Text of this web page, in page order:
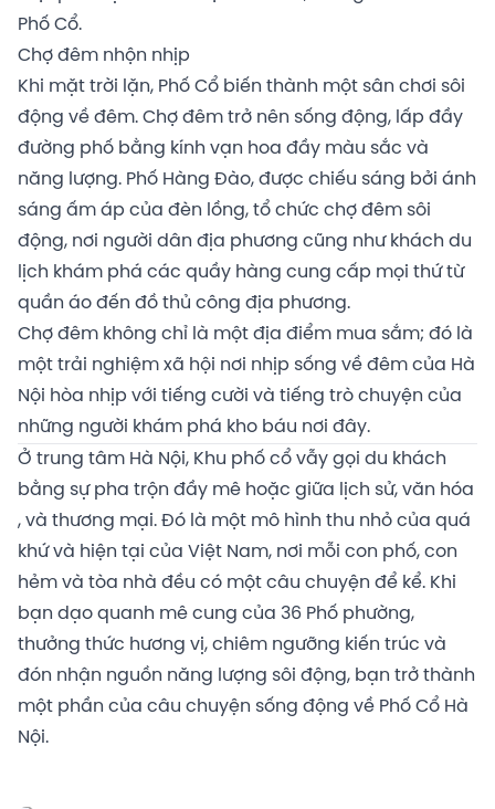
Phố Cổ.
Chợ đêm nhộn nhịp
Khi mặt trời lặn, Phố Cổ biến thành một sân chơi sôi
động về đêm. Chợ đêm trở nên sống động, lấp đầy
đường phố bằng kính vạn hoa đầy màu sắc và
năng lượng. Phố Hàng Đào, được chiếu sáng bởi ánh
sáng ấm áp của đèn lồng, tổ chức chợ đêm sôi
động, nơi người dân địa phương cũng như khách du
lịch khám phá các quầy hàng cung cấp mọi thứ từ
quần áo đến đồ thủ công địa phương.
Chợ đêm không chỉ là một địa điểm mua sắm; đó là
một trải nghiệm xã hội nơi nhịp sống về đêm của Hà
Nội hòa nhịp với tiếng cười và tiếng trò chuyện của
những người khám phá kho báu nơi đây.
Ở trung tâm Hà Nội, Khu phố cổ vẫy gọi du khách
bằng sự pha trộn đầy mê hoặc giữa lịch sử, văn hóa
, và thương mại. Đó là một mô hình thu nhỏ của quá
khứ và hiện tại của Việt Nam, nơi mỗi con phố, con
hẻm và tòa nhà đều có một câu chuyện để kể. Khi
bạn dạo quanh mê cung của 36 Phố phường,
thưởng thức hương vị, chiêm ngưỡng kiến ​​trúc và
đón nhận nguồn năng lượng sôi động, bạn trở thành
một phần của câu chuyện sống động về Phố Cổ Hà
Nội.